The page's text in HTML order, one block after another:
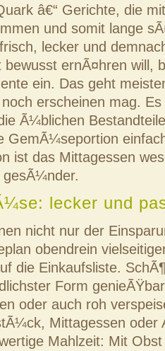
â€“ Gerichte, die
und somit lange
lecker und
ernÃ¤hren will,
ein. Das geht
erscheinen mag.
Ã¼blichen
GemÃ¼seportion
ist das Mittagessen
gesÃ¼nder.
lecker und
nicht nur der
obendrein
die Einkaufsliste.
Form
oder auch roh
Mittagessen oder
Mahlzeit: Mit